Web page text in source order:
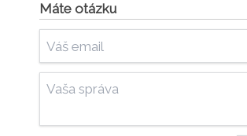
Máte otázku